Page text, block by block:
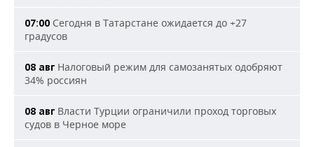
07:00 Сегодня в Татарстане ожидается до +27
градусов
08 авг Налоговый режим для самозанятых одобряют
34% россиян
08 авг Власти Турции ограничили проход торговых
судов в Черное море